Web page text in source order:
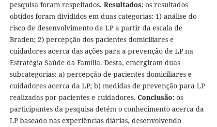
pesquisa foram respeitados. Resultados:os resultados
obtidos foram divididos em duas categorias: 1) análise do
risco de desenvolvimento de LP a partir da escala de
Braden; 2) percepção dos pacientes domiciliares e
cuidadores acerca das ações para a prevenção de LP na
Estratégia Saúde da Família. Desta, emergiram duas
subcategorias: a) percepção de pacientes domiciliares e
cuidadores acerca da LP; b) medidas de prevenção para LP
realizadas por pacientes e cuidadores. Conclusão:os
participantes da pesquisa detém o conhecimento acerca da
LP baseado nas experiências diárias, desenvolvendo